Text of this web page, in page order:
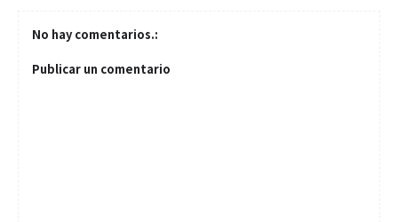
No hay comentarios.:
Publicar un comentario